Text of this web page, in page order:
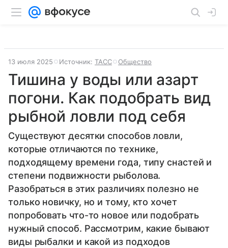
13 июля 2025 Источник: ТАСС Общество
Тишина у воды или азарт
погони. Как подобрать вид
рыбной ловли под себя
Существуют десятки способов ловли,
которые отличаются по технике,
подходящему времени года, типу снастей и
степени подвижности рыболова.
Разобраться в этих различиях полезно не
только новичку, но и тому, кто хочет
попробовать что-то новое или подобрать
нужный способ. Рассмотрим, какие бывают
виды рыбалки и какой из подходов